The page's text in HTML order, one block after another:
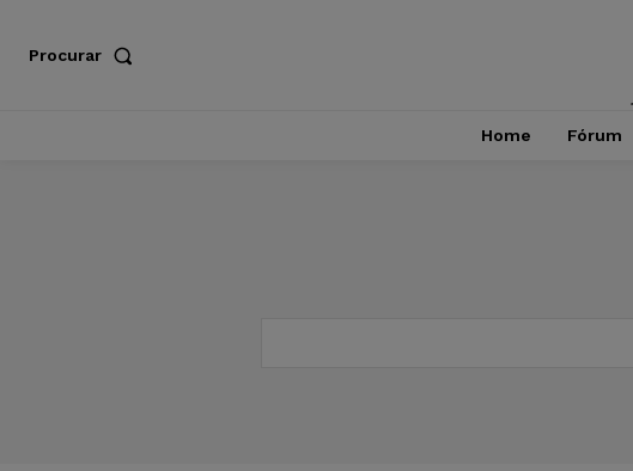
Procurar
Home Fórum